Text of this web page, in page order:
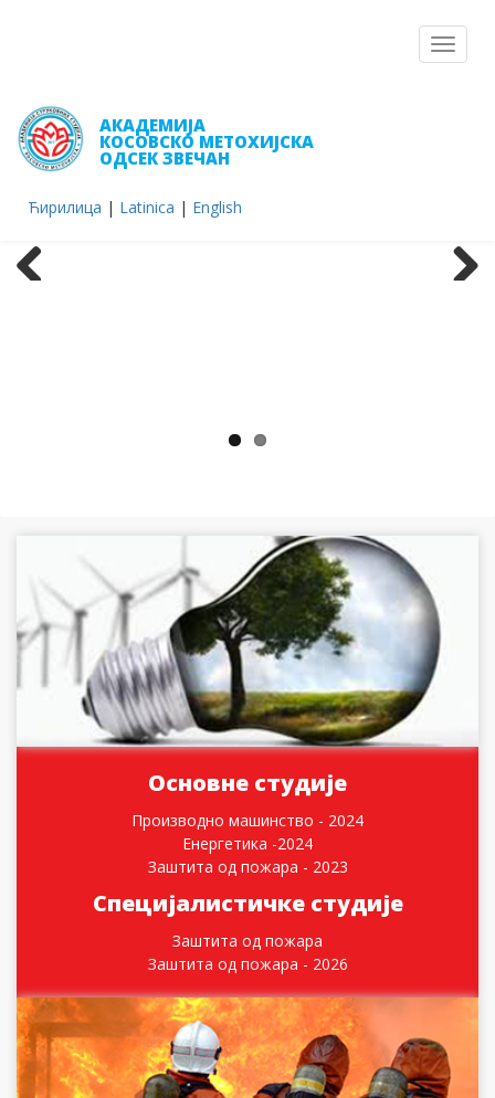
Toggle
АКАДЕМИЈА
КОСОВСКО МЕТОХИЈСКА
ОДСЕК ЗВЕЧАН
Ћирилица | Latinica | English
Основне студије
Производно машинство - 2024
Енергетика -2024
Заштита од пожара - 2023
Специјалистичке студије
Заштита од пожара
Заштита од пожара - 2026